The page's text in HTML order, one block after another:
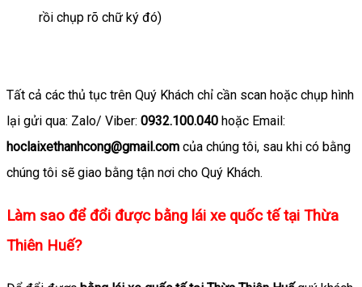
rồi chụp rõ chữ ký đó)
Tất cả các thủ tục trên Quý Khách chỉ cần scan hoặc chụp hình
lại gửi qua: Zalo/ Viber: 0932.100.040 hoặc Email:
hoclaixethanhcong@gmail.com của chúng tôi, sau khi có bằng
chúng tôi sẽ giao bằng tận nơi cho Quý Khách.
Làm sao để đổi được bằng lái xe quốc tế tại Thừa
Thiên Huế?